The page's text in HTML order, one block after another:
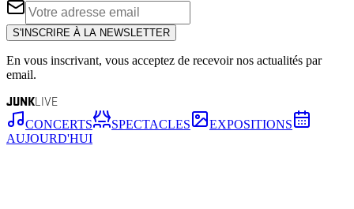
S'INSCRIRE À LA NEWSLETTER
En vous inscrivant, vous acceptez de recevoir nos actualités par
email.
JUNKLIVE
CONCERTS SPECTACLES
EXPOSITIONS
AUJOURD'HUI